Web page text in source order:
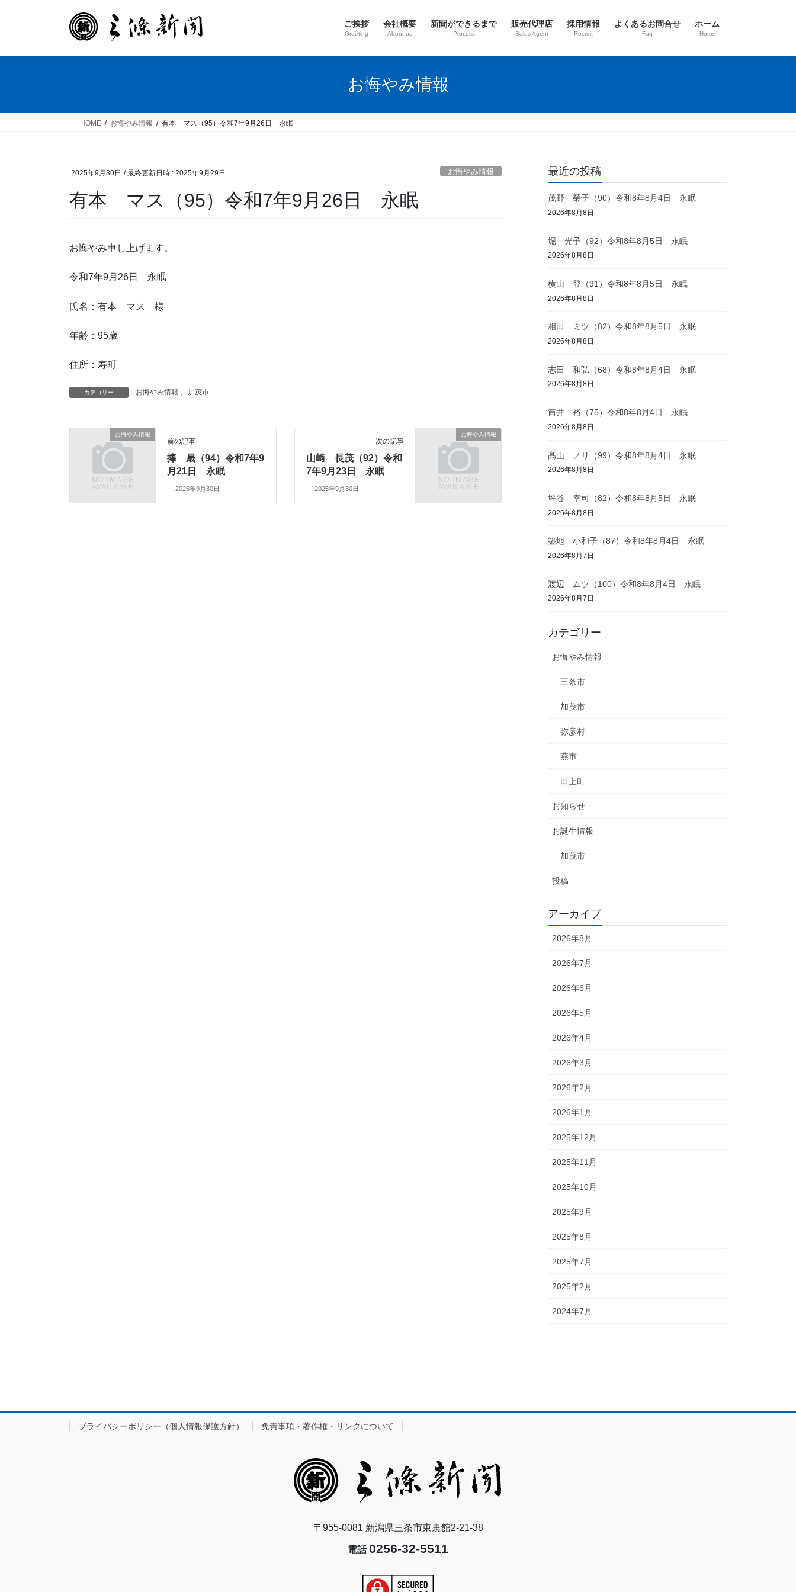
ご挨拶
Greeting
会社概要
About us
新聞ができるまで
Process
販売代理店
Sales Agent
採用情報
Recruit
よくあるお問合せ
Faq
ホーム
Home
お悔やみ情報
HOME お悔やみ情報 有本 マス（95）令和7年9月26日 永眠
2025年9月30日 / 最終更新日時 : 2025年9月29日 お悔やみ情報
有本 マス（95）令和7年9月26日 永眠
お悔やみ申し上げます。
令和7年9月26日 永眠
氏名：有本 マス 様
年齢：95歳
住所：寿町
カテゴリー お悔やみ情報 、 加茂市
お悔やみ情報
前の記事
捧 晟（94）令和7年9
月21日 永眠
2025年9月30日
お悔やみ情報
次の記事
山﨑 長茂（92）令和
7年9月23日 永眠
2025年9月30日
最近の投稿
茂野 榮子（90）令和8年8月4日 永眠
2026年8月8日
堀 光子（92）令和8年8月5日 永眠
2026年8月8日
横山 登（91）令和8年8月5日 永眠
2026年8月8日
相田 ミツ（82）令和8年8月5日 永眠
2026年8月8日
志田 和弘（68）令和8年8月4日 永眠
2026年8月8日
筒井 裕（75）令和8年8月4日 永眠
2026年8月8日
髙山 ノリ（99）令和8年8月4日 永眠
2026年8月8日
坪谷 幸司（82）令和8年8月5日 永眠
2026年8月8日
築地 小和子（87）令和8年8月4日 永眠
2026年8月7日
渡辺 ムツ（100）令和8年8月4日 永眠
2026年8月7日
カテゴリー
お悔やみ情報
三条市
加茂市
弥彦村
燕市
田上町
お知らせ
お誕生情報
加茂市
投稿
アーカイブ
2026年8月
2026年7月
2026年6月
2026年5月
2026年4月
2026年3月
2026年2月
2026年1月
2025年12月
2025年11月
2025年10月
2025年9月
2025年8月
2025年7月
2025年2月
2024年7月
プライバシーポリシー（個人情報保護方針） 免責事項・著作権・リンクについて
〒955-0081 新潟県三条市東裏館2-21-38
電話0256-32-5511